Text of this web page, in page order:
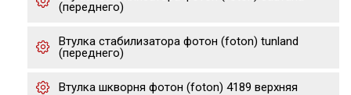
(переднего)
Втулка стабилизатора фотон (foton) tunland
(переднего)
Втулка шкворня фотон (foton) 4189 верхняя